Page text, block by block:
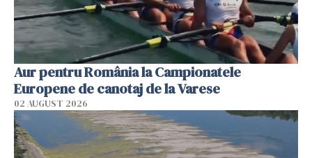
Aur pentru România la Campionatele
Europene de canotaj de la Varese
02 AUGUST 2026